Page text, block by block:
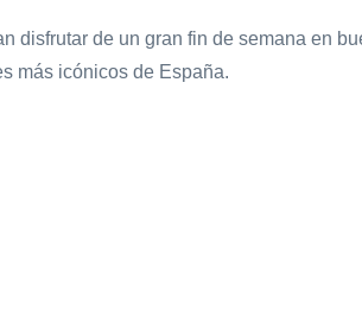
disfrutar de un gran fin de semana en
más icónicos de España.